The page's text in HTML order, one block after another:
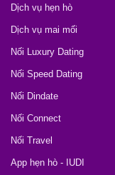
Dịch vụ hẹn hò
Dịch vụ mai mối
Nối Luxury Dating
Nối Speed Dating
Nối Dindate
Nối Connect
Nối Travel
App hẹn hò - IUDI